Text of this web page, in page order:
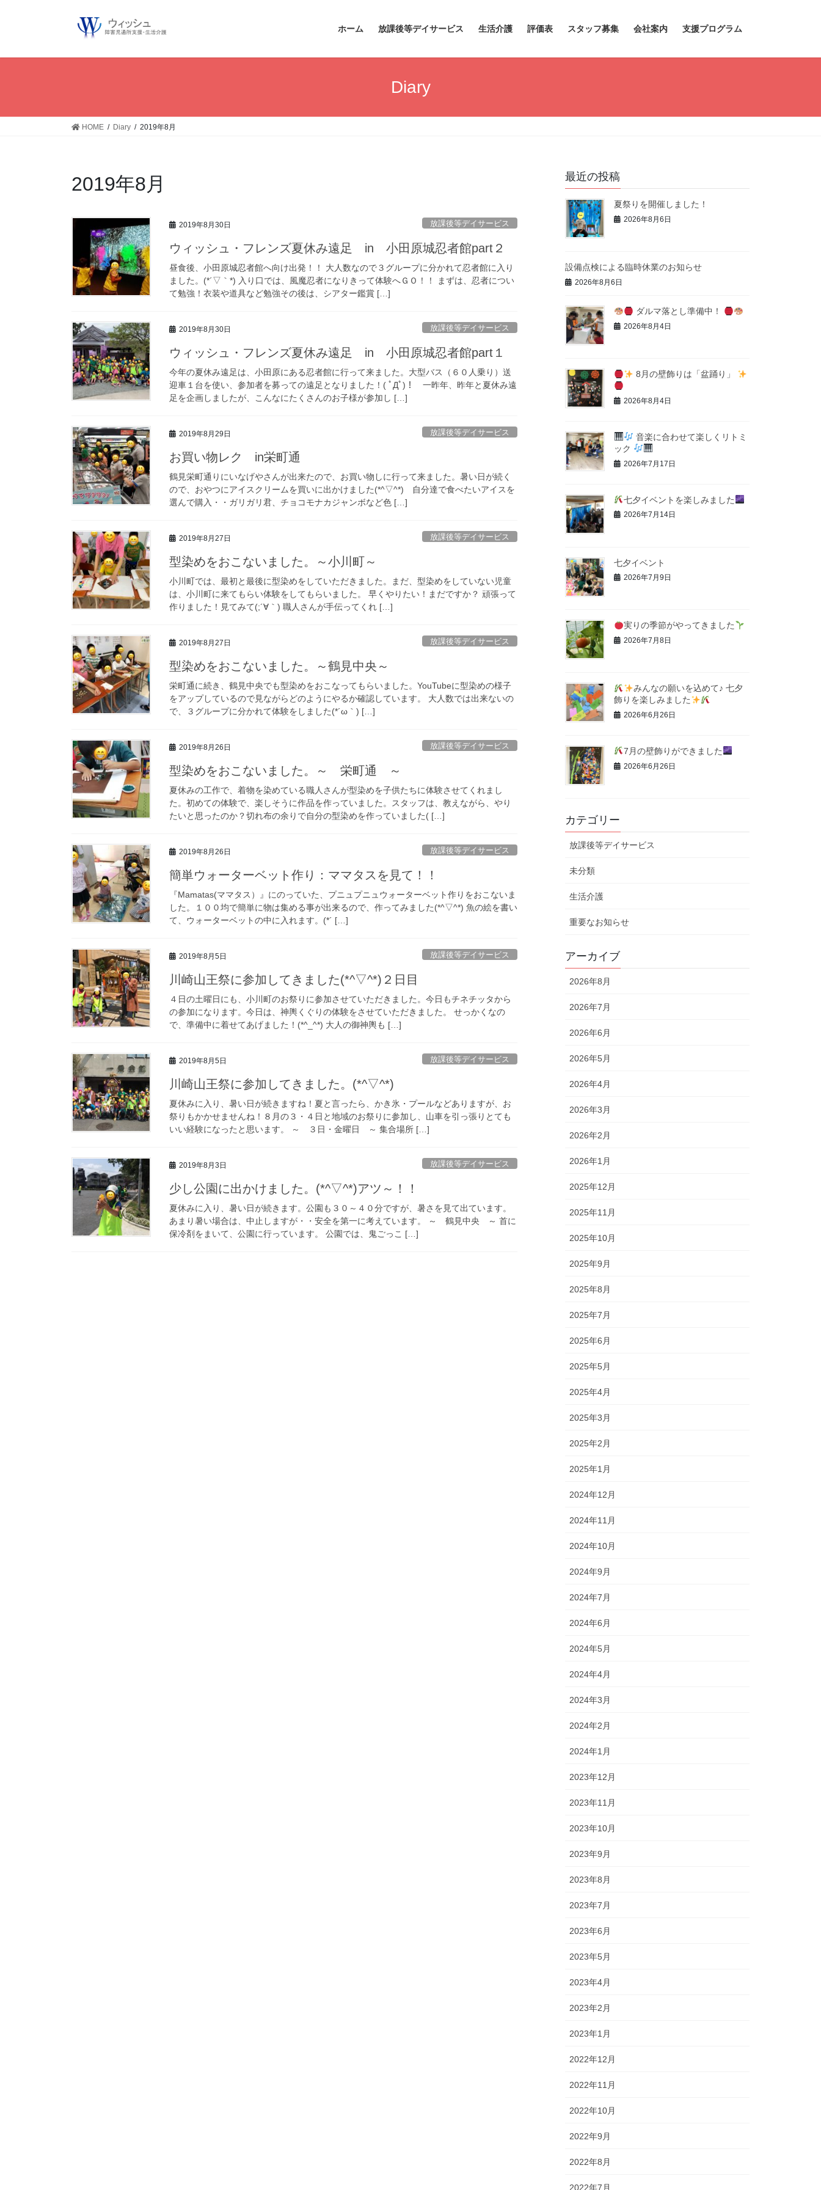
ホーム 放課後等デイサービス 生活介護 評価表 スタッフ募集 会社案内 支援プログラム
Diary
HOME Diary 2019年8月
2019年8月
2019年8月30日 放課後等デイサービス
ウィッシュ・フレンズ夏休み遠足 in 小田原城忍者館part２
昼食後、小田原城忍者館へ向け出発！！ 大人数なので３グループに分かれて忍者館に入り
ました。(*´▽｀*) 入り口では、風魔忍者になりきって体験へＧＯ！！ まずは、忍者につい
て勉強！衣装や道具など勉強その後は、シアター鑑賞 […]
2019年8月30日 放課後等デイサービス
ウィッシュ・フレンズ夏休み遠足 in 小田原城忍者館part１
今年の夏休み遠足は、小田原にある忍者館に行って来ました。大型バス（６０人乗り）送
迎車１台を使い、参加者を募っての遠足となりました！( ﾟДﾟ)！ 一昨年、昨年と夏休み遠
足を企画しましたが、こんなにたくさんのお子様が参加し […]
2019年8月29日 放課後等デイサービス
お買い物レク in栄町通
鶴見栄町通りにいなげやさんが出来たので、お買い物しに行って来ました。暑い日が続く
ので、おやつにアイスクリームを買いに出かけました(*^▽^*) 自分達で食べたいアイスを
選んで購入・・ガリガリ君、チョコモナカジャンボなど色 […]
2019年8月27日 放課後等デイサービス
型染めをおこないました。～小川町～
小川町では、最初と最後に型染めをしていただきました。まだ、型染めをしていない児童
は、小川町に来てもらい体験をしてもらいました。 早くやりたい！まだですか？ 頑張って
作りました！見てみて(;´∀｀) 職人さんが手伝ってくれ […]
2019年8月27日 放課後等デイサービス
型染めをおこないました。～鶴見中央～
栄町通に続き、鶴見中央でも型染めをおこなってもらいました。YouTubeに型染めの様子
をアップしているので見ながらどのようにやるか確認しています。 大人数では出来ないの
で、３グループに分かれて体験をしました(*´ω｀) […]
2019年8月26日 放課後等デイサービス
型染めをおこないました。～ 栄町通 ～
夏休みの工作で、着物を染めている職人さんが型染めを子供たちに体験させてくれまし
た。初めての体験で、楽しそうに作品を作っていました。スタッフは、教えながら、やり
たいと思ったのか？切れ布の余りで自分の型染めを作っていました( […]
2019年8月26日 放課後等デイサービス
簡単ウォーターベット作り：ママタスを見て！！
『Mamatas(ママタス）』にのっていた、プニュプニュウォーターベット作りをおこないま
した。１００均で簡単に物は集める事が出来るので、作ってみました(*^▽^*) 魚の絵を書い
て、ウォーターベットの中に入れます。(*´ […]
2019年8月5日 放課後等デイサービス
川崎山王祭に参加してきました(*^▽^*)２日目
４日の土曜日にも、小川町のお祭りに参加させていただきました。今日もチネチッタから
の参加になります。今日は、神輿くぐりの体験をさせていただきました。 せっかくなの
で、準備中に着せてあげました！(*^_^*) 大人の御神輿も […]
2019年8月5日 放課後等デイサービス
川崎山王祭に参加してきました。(*^▽^*)
夏休みに入り、暑い日が続きますね！夏と言ったら、かき氷・プールなどありますが、お
祭りもかかせませんね！８月の３・４日と地域のお祭りに参加し、山車を引っ張りとても
いい経験になったと思います。 ～ ３日・金曜日 ～ 集合場所 […]
2019年8月3日 放課後等デイサービス
少し公園に出かけました。(*^▽^*)アツ～！！
夏休みに入り、暑い日が続きます。公園も３０～４０分ですが、暑さを見て出ています。
あまり暑い場合は、中止しますが・・安全を第一に考えています。 ～ 鶴見中央 ～ 首に
保冷剤をまいて、公園に行っています。 公園では、鬼ごっこ […]
最近の投稿
夏祭りを開催しました！
2026年8月6日
設備点検による臨時休業のお知らせ
2026年8月6日
ダルマ落とし準備中！
2026年8月4日
8月の壁飾りは「盆踊り」
2026年8月4日
音楽に合わせて楽しくリトミ
ック
2026年7月17日
七夕イベントを楽しみました
2026年7月14日
七夕イベント
2026年7月9日
実りの季節がやってきました
2026年7月8日
みんなの願いを込めて♪ 七夕
飾りを楽しみました
2026年6月26日
7月の壁飾りができました
2026年6月26日
カテゴリー
放課後等デイサービス
未分類
生活介護
重要なお知らせ
アーカイブ
2026年8月
2026年7月
2026年6月
2026年5月
2026年4月
2026年3月
2026年2月
2026年1月
2025年12月
2025年11月
2025年10月
2025年9月
2025年8月
2025年7月
2025年6月
2025年5月
2025年4月
2025年3月
2025年2月
2025年1月
2024年12月
2024年11月
2024年10月
2024年9月
2024年7月
2024年6月
2024年5月
2024年4月
2024年3月
2024年2月
2024年1月
2023年12月
2023年11月
2023年10月
2023年9月
2023年8月
2023年7月
2023年6月
2023年5月
2023年4月
2023年2月
2023年1月
2022年12月
2022年11月
2022年10月
2022年9月
2022年8月
2022年7月